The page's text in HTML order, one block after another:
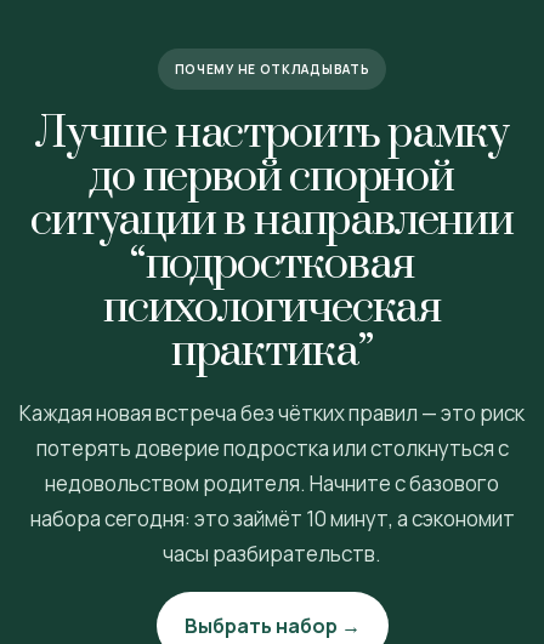
ПОЧЕМУ НЕ ОТКЛАДЫВАТЬ
Лучше настроить рамку
до первой спорной
ситуации в направлении
“подростковая
психологическая
практика”
Каждая новая встреча без чётких правил — это риск
потерять доверие подростка или столкнуться с
недовольством родителя. Начните с базового
набора сегодня: это займёт 10 минут, а сэкономит
часы разбирательств.
Выбрать набор →